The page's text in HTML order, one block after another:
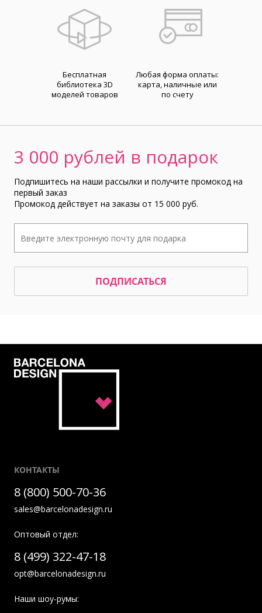
Бесплатная
библиотека 3D
моделей товаров
Любая форма оплаты:
карта, наличные или
по счету
3 000 рублей в подарок
Подпишитесь на наши рассылки и получите промокод на
первый заказ
Промокод действует на заказы от 15 000 руб.
ПОДПИСАТЬСЯ
КОНТАКТЫ
8 (800) 500-70-36
sales@barcelonadesign.ru
Оптовый отдел:
8 (499) 322-47-18
opt@barcelonadesign.ru
Наши шоу-румы: